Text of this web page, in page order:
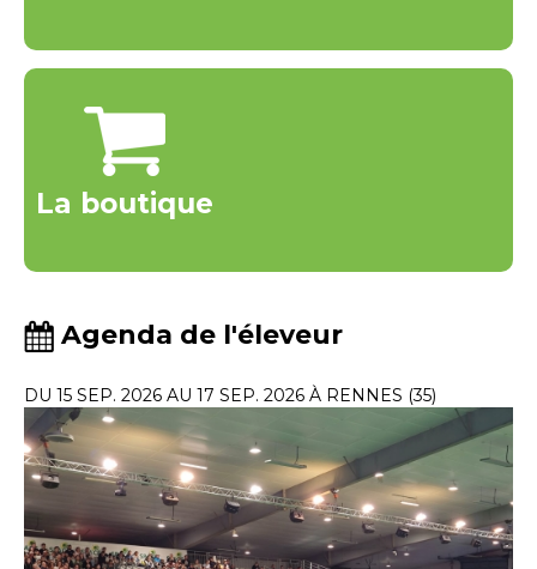
La boutique
Agenda de l'éleveur
DU 15 SEP. 2026 AU 17 SEP. 2026 À RENNES (35)